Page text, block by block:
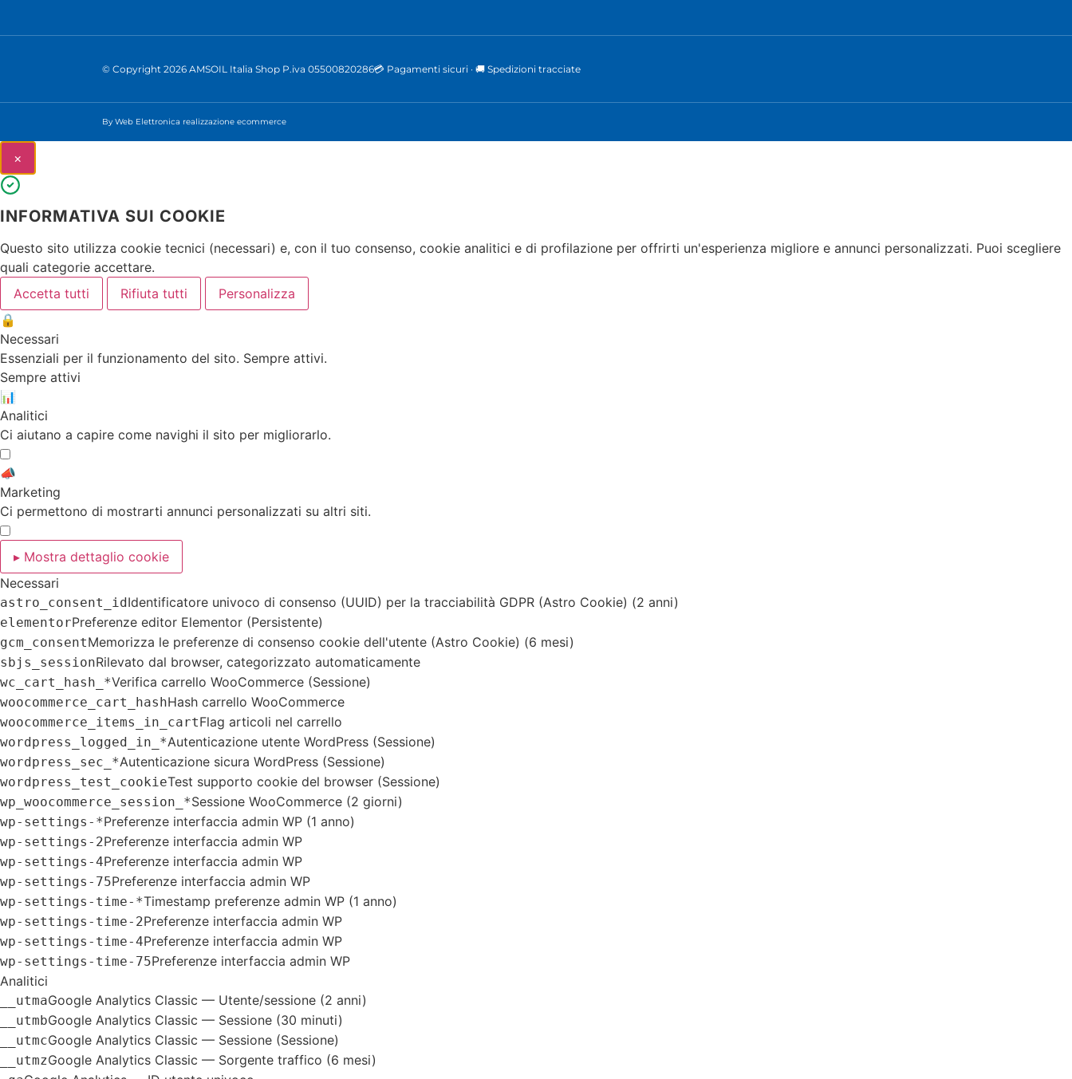
© Copyright 2026 AMSOIL Italia Shop P.iva 05500820286💳 Pagamenti sicuri · 🚚 Spedizioni tracciate
By Web Elettronica realizzazione ecommerce
×
INFORMATIVA SUI COOKIE
Questo sito utilizza cookie tecnici (necessari) e, con il tuo consenso, cookie analitici e di profilazione per offrirti un'esperienza migliore e annunci personalizzati. Puoi scegliere
quali categorie accettare.
Accetta tutti
Rifiuta tutti
Personalizza
🔒
Necessari
Essenziali per il funzionamento del sito. Sempre attivi.
Sempre attivi
📊
Analitici
Ci aiutano a capire come navighi il sito per migliorarlo.
📣
Marketing
Ci permettono di mostrarti annunci personalizzati su altri siti.
▸ Mostra dettaglio cookie
Necessari
astro_consent_idIdentificatore univoco di consenso (UUID) per la tracciabilità GDPR (Astro Cookie) (2 anni)
elementorPreferenze editor Elementor (Persistente)
gcm_consentMemorizza le preferenze di consenso cookie dell'utente (Astro Cookie) (6 mesi)
sbjs_sessionRilevato dal browser, categorizzato automaticamente
wc_cart_hash_*Verifica carrello WooCommerce (Sessione)
woocommerce_cart_hashHash carrello WooCommerce
woocommerce_items_in_cartFlag articoli nel carrello
wordpress_logged_in_*Autenticazione utente WordPress (Sessione)
wordpress_sec_*Autenticazione sicura WordPress (Sessione)
wordpress_test_cookieTest supporto cookie del browser (Sessione)
wp_woocommerce_session_*Sessione WooCommerce (2 giorni)
wp-settings-*Preferenze interfaccia admin WP (1 anno)
wp-settings-2Preferenze interfaccia admin WP
wp-settings-4Preferenze interfaccia admin WP
wp-settings-75Preferenze interfaccia admin WP
wp-settings-time-*Timestamp preferenze admin WP (1 anno)
wp-settings-time-2Preferenze interfaccia admin WP
wp-settings-time-4Preferenze interfaccia admin WP
wp-settings-time-75Preferenze interfaccia admin WP
Analitici
__utmaGoogle Analytics Classic — Utente/sessione (2 anni)
__utmbGoogle Analytics Classic — Sessione (30 minuti)
__utmcGoogle Analytics Classic — Sessione (Sessione)
__utmzGoogle Analytics Classic — Sorgente traffico (6 mesi)